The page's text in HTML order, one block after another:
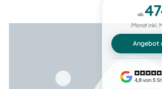
ab
/Monat inkl.
Angebot